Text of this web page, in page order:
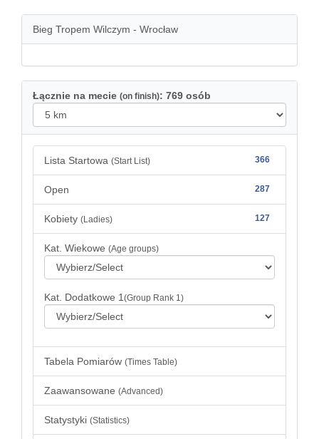
Bieg Tropem Wilczym - Wrocław
Łącznie na mecie (on finish): 769 osób
Lista Startowa (Start List) 366
Open 287
Kobiety (Ladies) 127
Kat. Wiekowe (Age groups)
Kat. Dodatkowe 1 (Group Rank 1)
Tabela Pomiarów (Times Table)
Zaawansowane (Advanced)
Statystyki (Statistics)